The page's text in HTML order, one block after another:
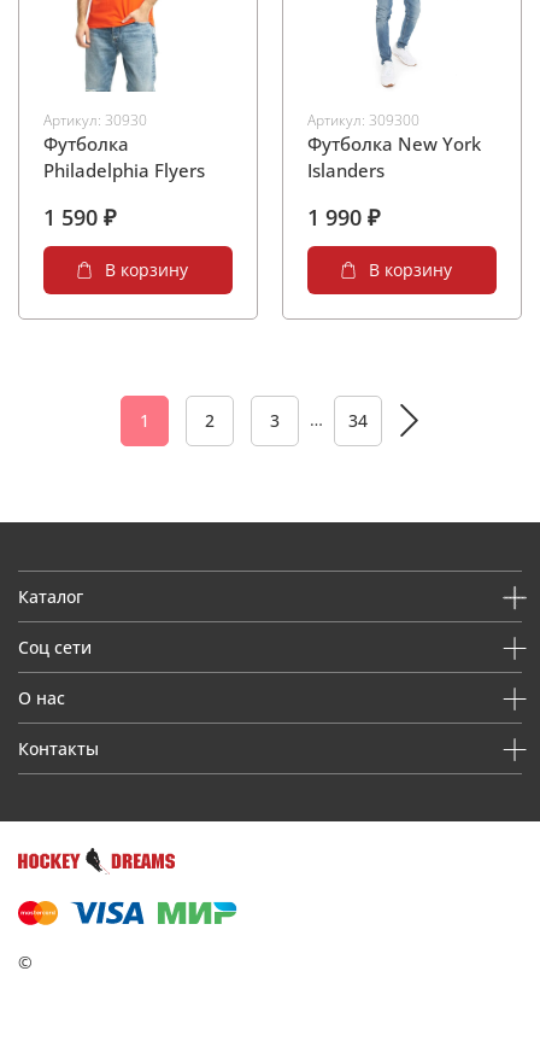
Артикул: 30930
Футболка
Philadelphia Flyers
1 590 ₽
В корзину
Артикул: 309300
Футболка New York
Islanders
1 990 ₽
В корзину
1 2 3 … 34
Каталог
Соц сети
О нас
Контакты
©